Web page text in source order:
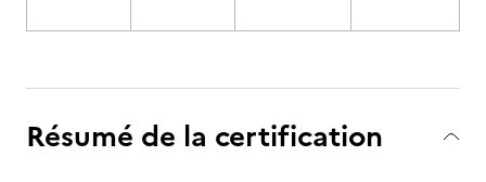
Résumé de la certification